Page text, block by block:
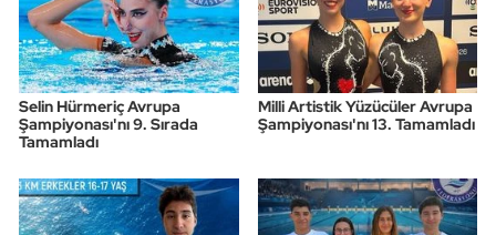
Selin Hürmeriç Avrupa
Şampiyonası'nı 9. Sırada
Tamamladı
Milli Artistik Yüzücüler Avrupa
Şampiyonası'nı 13. Tamamladı